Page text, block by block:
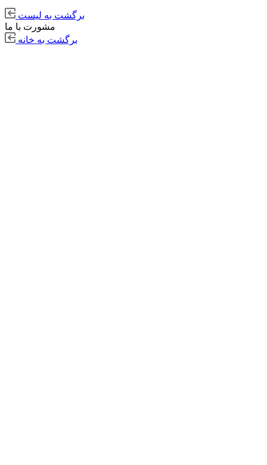
برگشت به لیست
مشورت با ما
برگشت به خانه